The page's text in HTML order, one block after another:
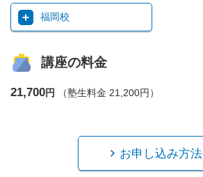
福岡校
講座の料金
21,700円 （塾生料金 21,200円）
お申し込み方法